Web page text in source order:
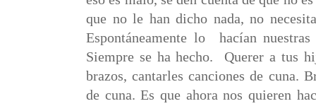
que no le han dicho nada, no
Espontáneamente lo
hacían
Siempre se ha hecho.
Querer a tus
brazos, cantarles canciones de cuna.
de cuna. Es que ahora nos quieren